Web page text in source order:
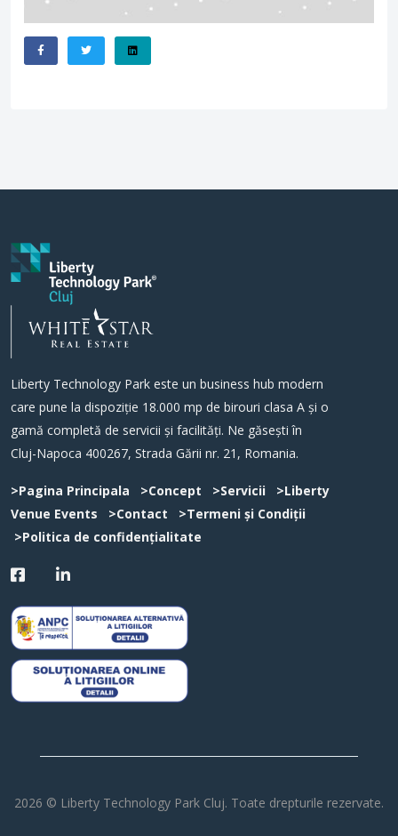
Liberty Technology Park este un business hub modern
care pune la dispoziție 18.000 mp de birouri clasa A și o
gamă completă de servicii și facilități. Ne găsești în
Cluj-Napoca 400267, Strada Gării nr. 21, Romania.
>Pagina Principala >Concept >Servicii
>Liberty
Venue Events
>Contact
>Termeni și Condiții
>Politica de confidențialitate
2026 © Liberty Technology Park Cluj. Toate drepturile rezervate.